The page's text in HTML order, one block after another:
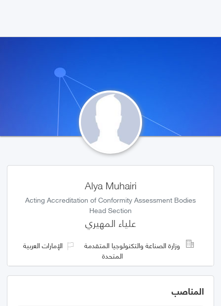
Alya Muhairi
Acting Accreditation of Conformity Assessment Bodies
Head Section
علياء المهيري
وزارة الصناعة والتكنولوجيا المتقدمة
الإمارات العربية
المتحدة
المناصب